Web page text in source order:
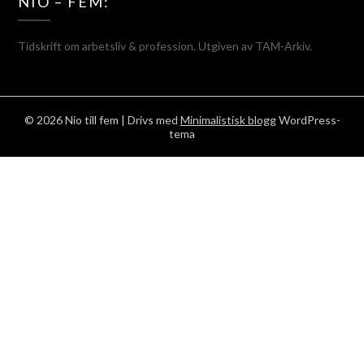
Tidskrift om arbetsliv & profession. Utgiven av TAM-Arkiv.
© 2026 Nio till fem | Drivs med Minimalistisk bloggWordPress-
tema